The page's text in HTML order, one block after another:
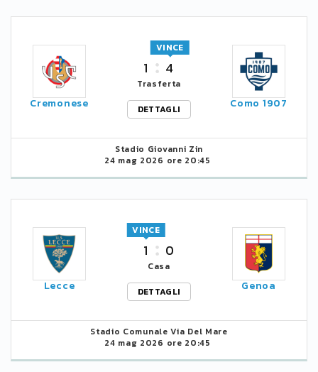
Cremonese
1 4
VINCE
Trasferta
DETTAGLI
Como 1907
Stadio Giovanni Zin
24 mag 2026 ore 20:45
Lecce
1
VINCE
0
Casa
DETTAGLI
Genoa
Stadio Comunale Via Del Mare
24 mag 2026 ore 20:45